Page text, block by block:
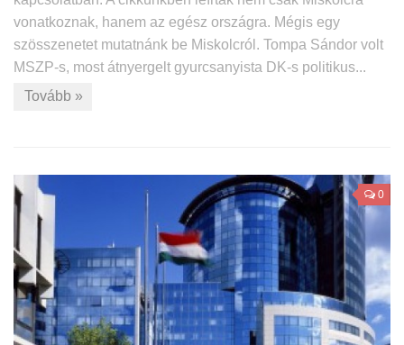
vonatkoznak, hanem az egész országra. Mégis egy
szösszenetet mutatnánk be Miskolcról. Tompa Sándor volt
MSZP-s, most átnyergelt gyurcsanyista DK-s politikus...
Tovább »
0